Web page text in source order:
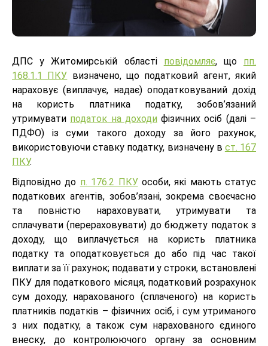
ДПС у Житомирській області повідомляє, що пп.
168.1.1 ПКУ визначено, що податковий агент, який
нараховує (виплачує, надає) оподатковуваний дохід
на користь платника податку, зобов’язаний
утримувати податок на доходифізичних осіб (далі –
ПДФО) із суми такого доходу за його рахунок,
використовуючи ставку податку, визначену в ст. 167
ПКУ.
Відповідно до п. 176.2 ПКУособи, які мають статус
податкових агентів, зобов’язані, зокрема своєчасно
та повністю нараховувати, утримувати та
сплачувати (перераховувати) до бюджету податок з
доходу, що виплачується на користь платника
податку та оподатковується до або під час такої
виплати за її рахунок; подавати у строки, встановлені
ПКУ для податкового місяця, податковий розрахунок
сум доходу, нарахованого (сплаченого) на користь
платників податків – фізичних осіб, і сум утриманого
з них податку, а також сум нарахованого єдиного
внеску, до контролюючого органу за основним